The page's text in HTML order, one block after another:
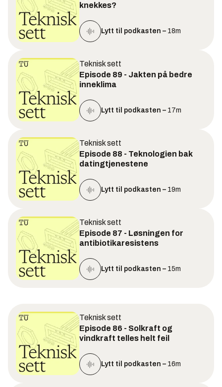
knekkes?
Lytt til podkasten – 18m
Teknisk sett
Episode 89 - Jakten på bedre
inneklima
Lytt til podkasten – 17m
Teknisk sett
Episode 88 - Teknologien bak
datingtjenestene
Lytt til podkasten – 19m
Teknisk sett
Episode 87 - Løsningen for
antibiotikaresistens
Lytt til podkasten – 15m
Teknisk sett
Episode 86 - Solkraft og
vindkraft telles helt feil
Lytt til podkasten – 16m